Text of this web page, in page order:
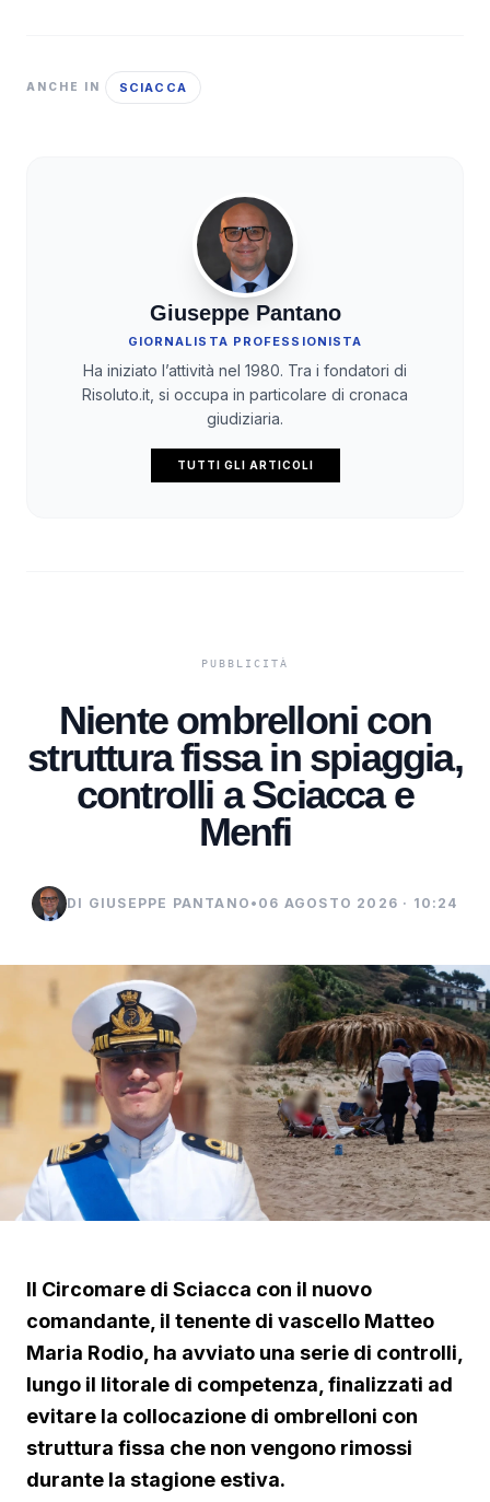
ANCHE IN SCIACCA
Giuseppe Pantano
GIORNALISTA PROFESSIONISTA
Ha iniziato l’attività nel 1980. Tra i fondatori di
Risoluto.it, si occupa in particolare di cronaca
giudiziaria.
TUTTI GLI ARTICOLI
Niente ombrelloni con
struttura fissa in spiaggia,
controlli a Sciacca e
Menfi
DI GIUSEPPE PANTANO • 06 AGOSTO 2026 · 10:24
Il Circomare di Sciacca con il nuovo
comandante, il tenente di vascello Matteo
Maria Rodio, ha avviato una serie di controlli,
lungo il litorale di competenza, finalizzati ad
evitare la collocazione di ombrelloni con
struttura fissa che non vengono rimossi
durante la stagione estiva.